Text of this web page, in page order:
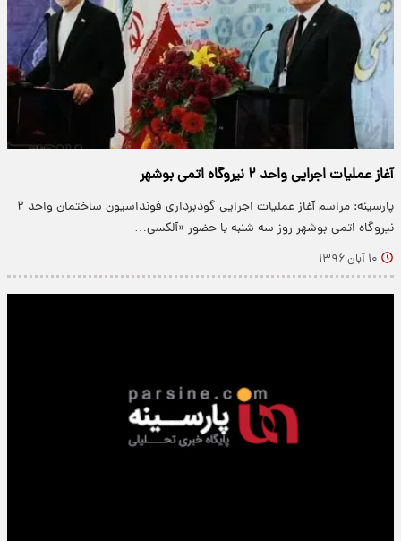
آغاز عملیات اجرایی واحد ۲ نیروگاه اتمی بوشهر
پارسینه: مراسم آغاز عملیات اجرایی گودبرداری فونداسیون ساختمان واحد ۲
نیروگاه اتمی بوشهر روز سه شنبه با حضور «آلکسی…
۱۰ آبان ۱۳۹۶